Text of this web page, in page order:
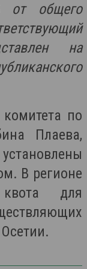
от общего
на
по
Плаева,
В регионе
квота для